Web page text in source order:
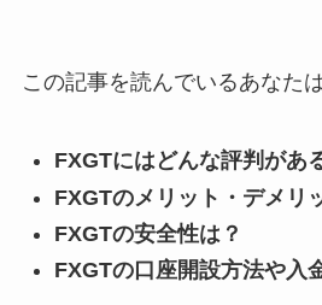
この記事を読んでいるあなたは
FXGTにはどんな評判があ
FXGTのメリット・デメリ
FXGTの安全性は？
FXGTの口座開設方法や入